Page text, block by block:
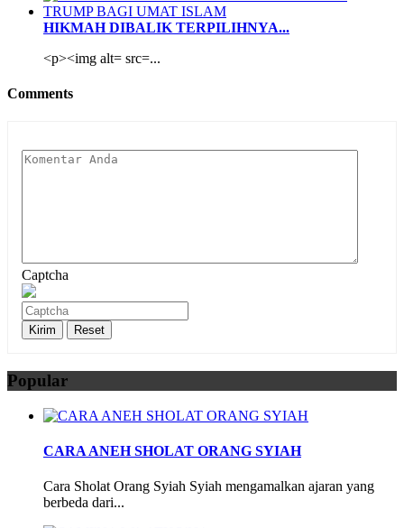
HIKMAH DIBALIK TERPILIHNYA...
<p><img alt= src=...
Comments
Captcha
Popular
CARA ANEH SHOLAT ORANG SYIAH
Cara Sholat Orang Syiah Syiah mengamalkan ajaran yang
berbeda dari...